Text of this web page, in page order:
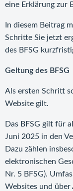
eine Erklärung zur
In diesem Beitrag
Schritte Sie jetzt
des BFSG
Geltung des BFSG
Als ersten Schritt
Website gilt.
Das BFSG gilt für
Juni 2025 in den
Dazu zählen
elektronischen
Nr. 5 BFSG).
Websites und